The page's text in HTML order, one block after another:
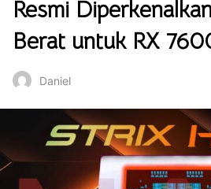
Resmi
Berat untuk RX
Daniel